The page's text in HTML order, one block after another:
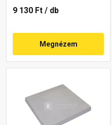
9 130 Ft / db
Megnézem